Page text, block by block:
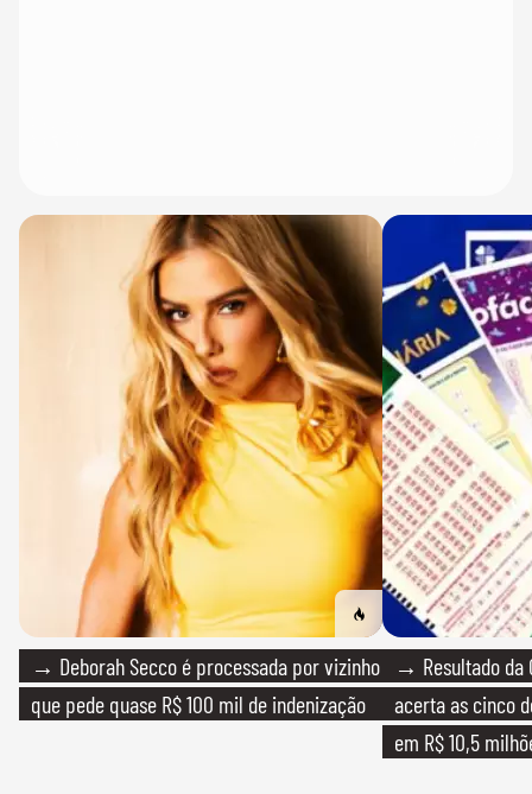
→ Deborah Secco é processada por vizinho
que pede quase R$ 100 mil de indenização
→ Resultado da
acerta as cinco
em R$ 10,5